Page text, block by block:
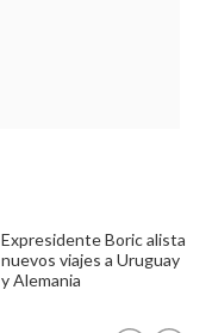
Expresidente Boric alista
nuevos viajes a Uruguay
y Alemania